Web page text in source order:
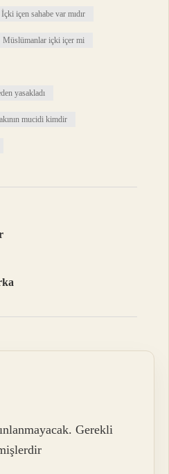
İçki içen sahabe var mıdır
Müslümanlar içki içer mi
yasakladı
mucidi kimdir
Gerekli